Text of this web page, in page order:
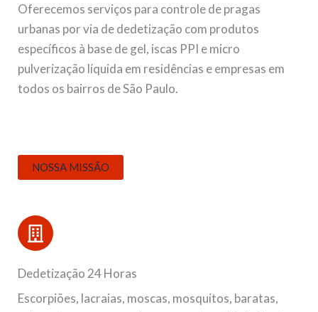
Oferecemos serviços para controle de pragas
urbanas por via de dedetização com produtos
específicos à base de gel, iscas PPI e micro
pulverização líquida em residências e empresas em
todos os bairros de São Paulo.
NOSSA MISSÃO
Dedetização 24 Horas
Escorpiões, lacraias, moscas, mosquitos, baratas,